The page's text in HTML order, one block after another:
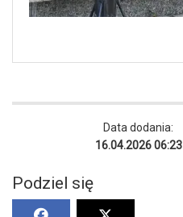
Data dodania:
16.04.2026 06:23
Podziel się